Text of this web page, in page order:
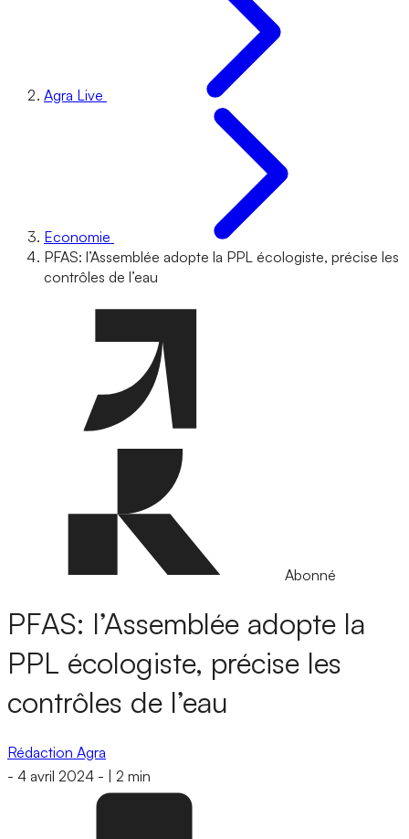
Agra Live
Economie
PFAS: l’Assemblée adopte la PPL écologiste, précise les
contrôles de l’eau
Abonné
PFAS: l’Assemblée adopte la
PPL écologiste, précise les
contrôles de l’eau
Rédaction Agra
- 4 avril 2024 - 2 min